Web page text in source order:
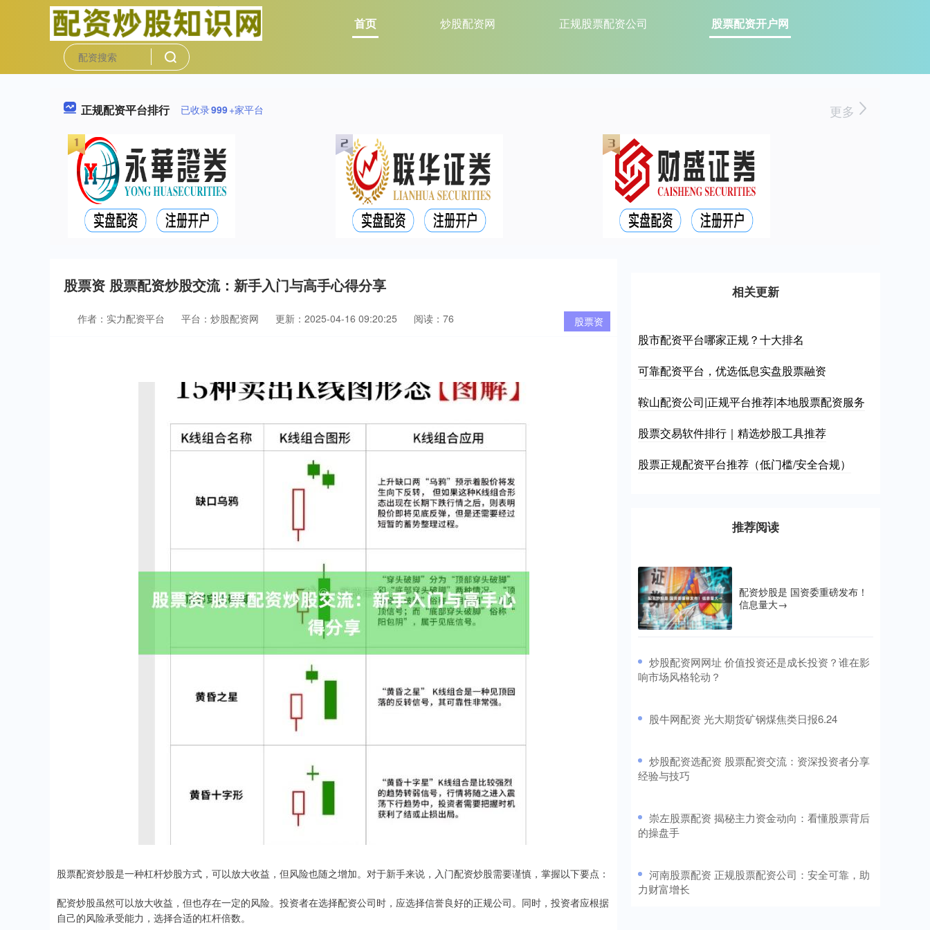
首页 炒股配资网 正规股票配资公司 股票配资开户网
正规配资平台排行 已收录999+家平台 更多
股票资 股票配资炒股交流：新手入门与高手心得分享
股票资
作者：实力配资平台 平台：炒股配资网 更新：2025-04-16 09:20:25 阅读：76
股票配资炒股是一种杠杆炒股方式，可以放大收益，但风险也随之增加。对于新手来说，入门配资炒股需要谨慎，掌握以下要点：
配资炒股虽然可以放大收益，但也存在一定的风险。投资者在选择配资公司时，应选择信誉良好的正规公司。同时，投资者应根据
自己的风险承受能力，选择合适的杠杆倍数。
相关更新
股市配资平台哪家正规？十大排名
可靠配资平台，优选低息实盘股票融资
鞍山配资公司|正规平台推荐|本地股票配资服务
股票交易软件排行｜精选炒股工具推荐
股票正规配资平台推荐（低门槛/安全合规）
推荐阅读
配资炒股是 国资委重磅发布！
信息量大→
​炒股配资网网址 价值投资还是成长投资？谁在影
响市场风格轮动？
​股牛网配资 光大期货矿钢煤焦类日报6.24
​炒股配资选配资 股票配资交流：资深投资者分享
经验与技巧
​崇左股票配资 揭秘主力资金动向：看懂股票背后
的操盘手
​河南股票配资 正规股票配资公司：安全可靠，助
力财富增长